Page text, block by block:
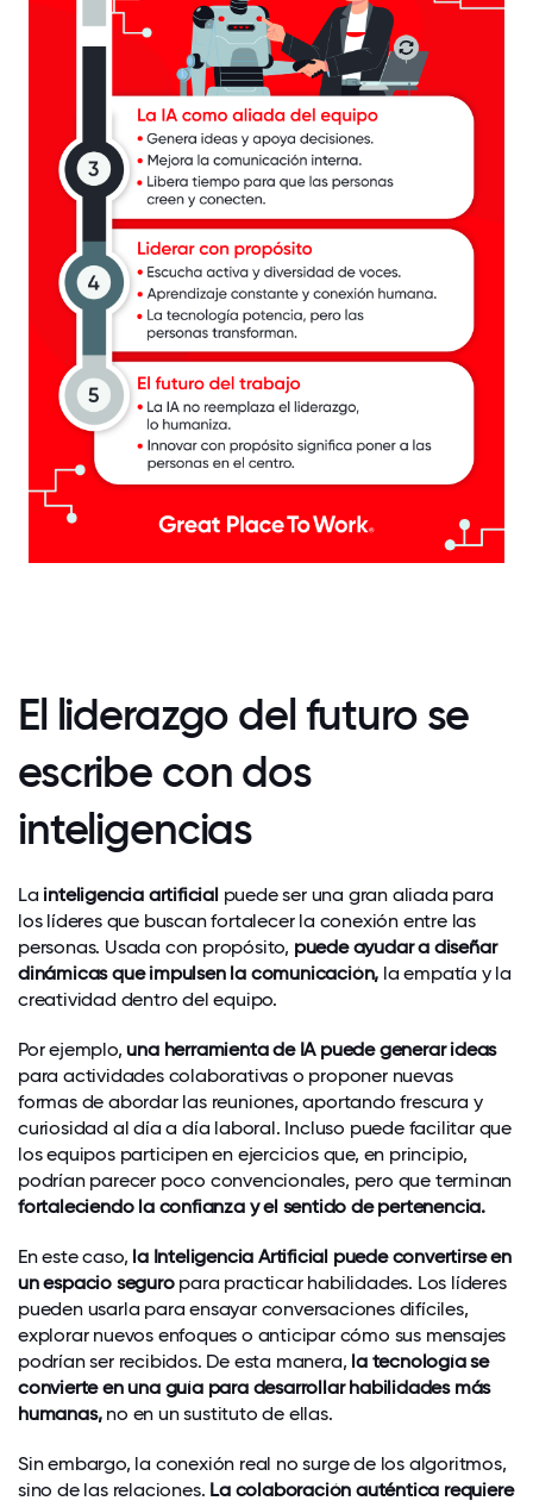
El liderazgo del futuro se
escribe con dos
inteligencias
La inteligencia artificial puede ser una gran aliada para
los líderes que buscan fortalecer la conexión entre las
personas. Usada con propósito, puede ayudar a diseñar
dinámicas que impulsen la comunicación, la empatía y la
creatividad dentro del equipo.
Por ejemplo,una herramienta de IA puede generar ideas
para actividades colaborativas o proponer nuevas
formas de abordar las reuniones, aportando frescura y
curiosidad al día a día laboral. Incluso puede facilitar que
los equipos participen en ejercicios que, en principio,
podrían parecer poco convencionales, pero que terminan
fortaleciendo la confianza y el sentido de pertenencia.
En este caso, la Inteligencia Artificial puede convertirse en
un espacio seguropara practicar habilidades. Los líderes
pueden usarla para ensayar conversaciones difíciles,
explorar nuevos enfoques o anticipar cómo sus mensajes
podrían ser recibidos. De esta manera, la tecnología se
convierte en una guía para desarrollar habilidades más
humanas,no en un sustituto de ellas.
Sin embargo, la conexión real no surge de los algoritmos,
sino de las relaciones. La colaboración auténtica requiere